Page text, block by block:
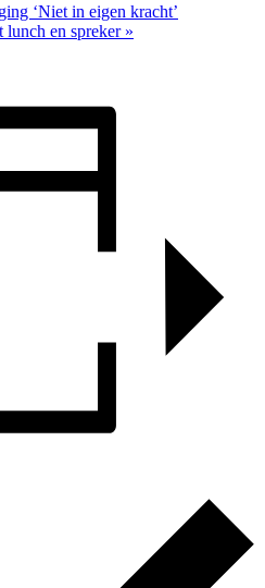
‘Niet in eigen kracht’
lunch en spreker »